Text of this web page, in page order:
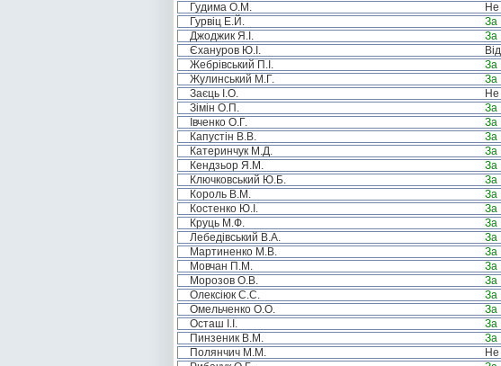
Гудима О.М.
Не
Гурвіц Е.Й.
За
Джоджик Я.І.
За
Єхануров Ю.І.
Жебрівський П.І.
За
Жулинський М.Г.
За
Заєць І.О.
Не
Зімін О.П.
За
Івченко О.Г.
За
Капустін В.В.
За
Катеринчук М.Д.
За
Кендзьор Я.М.
За
Ключковський Ю.Б.
За
Король В.М.
За
Костенко Ю.І.
За
Круць М.Ф.
За
Лебедівський В.А.
За
Мартиненко М.В.
За
Мовчан П.М.
За
Морозов О.В.
За
Олексіюк С.С.
За
Омельченко О.О.
За
Осташ І.І.
За
Пинзеник В.М.
За
Полянчич М.М.
Не